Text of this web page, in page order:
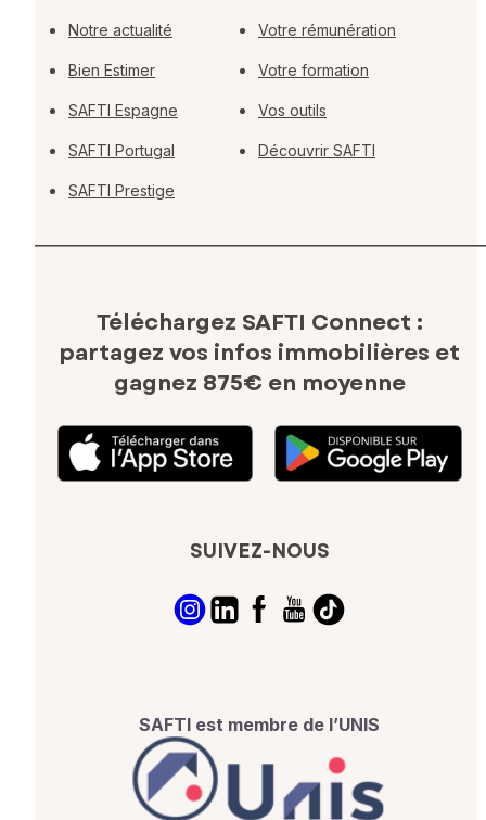
Notre actualité
Bien Estimer
SAFTI Espagne
SAFTI Portugal
SAFTI Prestige
Votre rémunération
Votre formation
Vos outils
Découvrir SAFTI
Téléchargez SAFTI Connect :
partagez vos infos immobilières et
gagnez 875€ en moyenne
SUIVEZ-NOUS
SAFTI est membre de l’UNIS